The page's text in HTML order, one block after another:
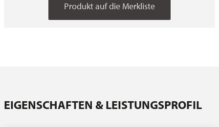
EigenschaftenProdukt auf die Merkliste
EIGENSCHAFTEN & LEISTUNGSPROFIL